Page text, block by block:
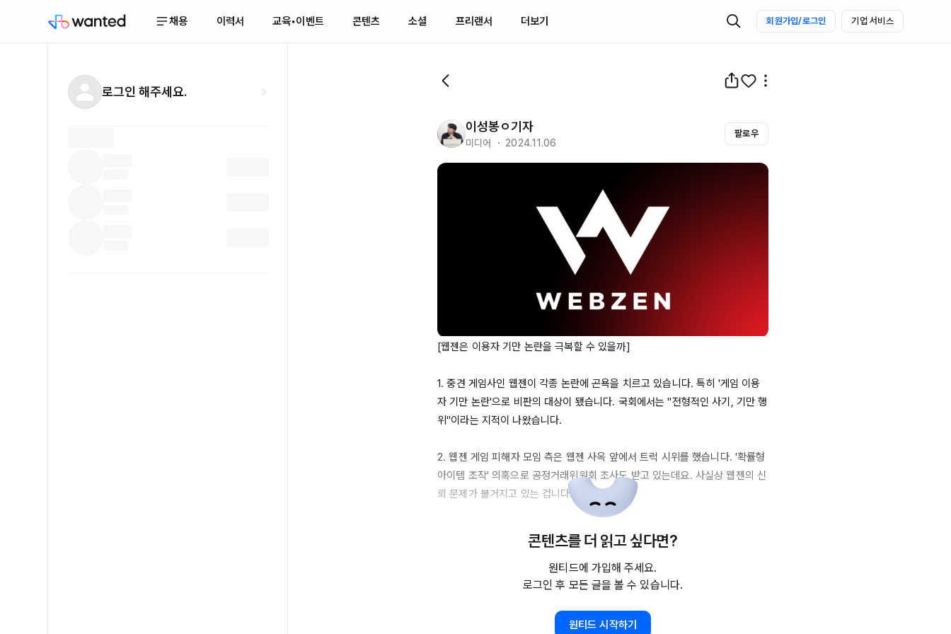
채용 이력서 교육•이벤트 콘텐츠 소셜 프리랜서 더보기 회원가입/로그인 기업 서비스
로그인 해주세요.
이성봉ㅇ기자
미디어 ・ 2024.11.06
팔로우
[웹젠은 이용자 기만 논란을 극복할 수 있을까]
1. 중견 게임사인 웹젠이 각종 논란에 곤욕을 치르고 있습니다. 특히 '게임 이용
자 기만 논란'으로 비판의 대상이 됐습니다. 국회에서는 "전형적인 사기, 기만 행
위"이라는 지적이 나왔습니다.
2. 웹젠 게임 피해자 모임 측은 웹젠 사옥 앞에서 트럭 시위를 했습니다. '확률형
아이템 조작' 의혹으로 공정거래위원회 조사도 받고 있는데요. 사실상 웹젠의 신
뢰 문제가 불거지고 있는 겁니다.
웹젠에 비난이 쏟아졌습니다. 100회를 시도하기 전까지 '0%' 확률인 확률형 아
이템이 있었기 때문이었습니다.
혹, 엔씨소프트와 법적 분쟁 등 각종 리스크가 발생했습니다. 실적을 보면, '뮤'
콘텐츠를 더 읽고 싶다면?
원티드에 가입해 주세요.
로그인 후 모든 글을 볼 수 있습니다.
원티드 시작하기